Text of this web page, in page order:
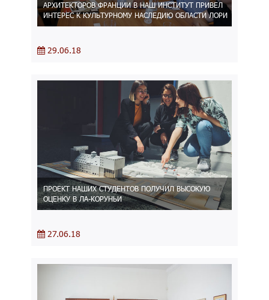
АРХИТЕКТОРОВ ФРАНЦИИ В НАШ ИНСТИТУТ ПРИВЕЛ
ИНТЕРЕС К КУЛЬТУРНОМУ НАСЛЕДИЮ ОБЛАСТИ ЛОРИ
29.06.18
ПРОЕКТ НАШИХ СТУДЕНТОВ ПОЛУЧИЛ ВЫСОКУЮ
ОЦЕНКУ В ЛА-КОРУНЬИ
27.06.18